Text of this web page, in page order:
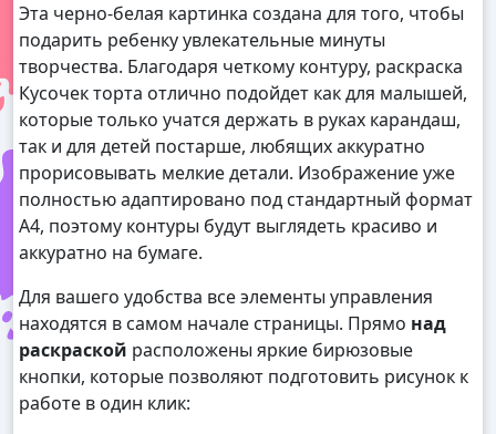
Эта черно-белая картинка создана для того, чтобы
подарить ребенку увлекательные минуты
творчества. Благодаря четкому контуру, раскраска
Кусочек торта отлично подойдет как для малышей,
которые только учатся держать в руках карандаш,
так и для детей постарше, любящих аккуратно
прорисовывать мелкие детали. Изображение уже
полностью адаптировано под стандартный формат
А4, поэтому контуры будут выглядеть красиво и
аккуратно на бумаге.
Для вашего удобства все элементы управления
находятся в самом начале страницы. Прямо над
раскраской расположены яркие бирюзовые
кнопки, которые позволяют подготовить рисунок к
работе в один клик: